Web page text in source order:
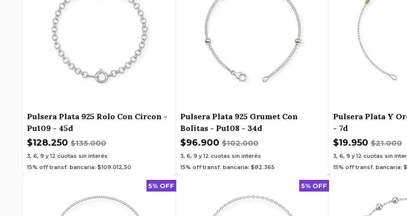
Pulsera Plata 925 Rolo Con Circon -
Pu109 - 45d
$128.250 $135.000
3, 6, 9 y 12 cuotas sin interés
15% off transf. bancaria: $109.012,50
Pulsera Plata 925 Grumet Con
Bolitas - Pu108 - 34d
$96.900$102.000
3, 6, 9 y 12 cuotas sin interés
15% off transf. bancaria: $82.365
Pulsera Plata Y
- 7d
$19.950 $21.000
3, 6, 9 y 12 cuotas sin
15% off transf. bancaria:
5% OFF 5% OFF